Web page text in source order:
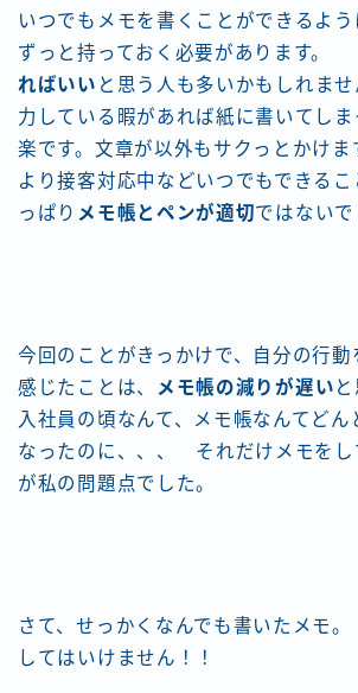
いつでもメモを書くことができるよ
ずっと持っておく必要があります
ればいい と思う人も多いかもしれま
力している暇があれば紙に書いてし
楽です。文章が以外もサクっとかけま
より接客対応中などいつでもできる
っぱり メモ帳とペンが適切ではないで
今回のことがきっかけで、自分の行動
感じたことは、
メモ帳の減りが遅い
入社員の頃なんて、メモ帳なんてどん
なったのに、、、 それだけメモをし
が私の問題点でした。
さて、せっかくなんでも書いたメモ
してはいけません！！